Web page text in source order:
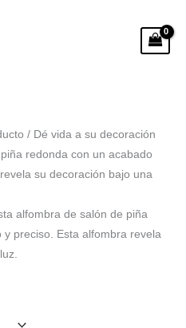
/ Dé vida a su decoración
redonda con un acabado
su decoración bajo una
alfombra de salón de piña
preciso. Esta alfombra revela